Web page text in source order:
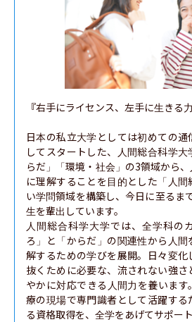
『右手にライセンス、左手に生きる力
日本の私立大学としては初めての
してスタートした、人間総合科学
らだ」「環境・社会」の3領域から
に理解することを目的とした「人
い学問領域を構築し、今日に至るま
生を輩出しています。
人間総合科学大学では、全学科の
ろ」と「からだ」の関連性から人
解するための学びを展開。日々変
抜くために必要な、流されない強
やかに対応できる人間力を養いま
療の現場で専門識者として活躍す
る資格取得を、全学をあげてサポート